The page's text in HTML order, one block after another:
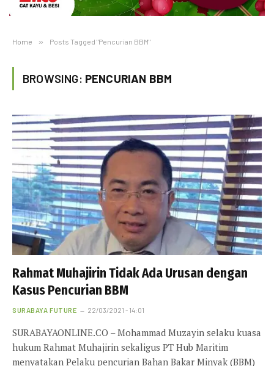
Home » Posts Tagged "Pencurian BBM"
BROWSING: PENCURIAN BBM
Rahmat Muhajirin Tidak Ada Urusan dengan
Kasus Pencurian BBM
SURABAYA FUTURE 22/03/2021 - 14:01
SURABAYAONLINE.CO – Mohammad Muzayin selaku kuasa
hukum Rahmat Muhajirin sekaligus PT Hub Maritim
menyatakan Pelaku pencurian Bahan Bakar Minyak (BBM)